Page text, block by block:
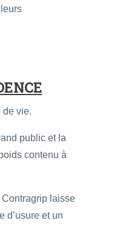
de vie.
public et la
contenu à
laisse
d’usure et un